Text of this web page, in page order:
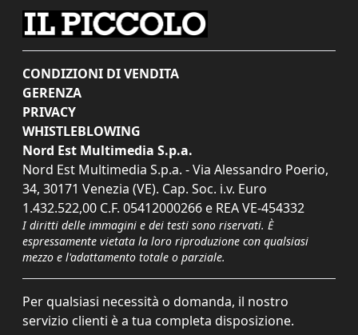
CONDIZIONI DI VENDITA
GERENZA
PRIVACY
WHISTLEBLOWING
Nord Est Multimedia S.p.a.
Nord Est Multimedia S.p.a. - Via Alessandro Poerio,
34, 30171 Venezia (VE). Cap. Soc. i.v. Euro
1.432.522,00 C.F. 05412000266 e REA VE-454332
I diritti delle immagini e dei testi sono riservati. È
espressamente vietata la loro riproduzione con qualsiasi
mezzo e l'adattamento totale o parziale.
Per qualsiasi necessità o domanda, il nostro
servizio clienti è a tua completa disposizione.